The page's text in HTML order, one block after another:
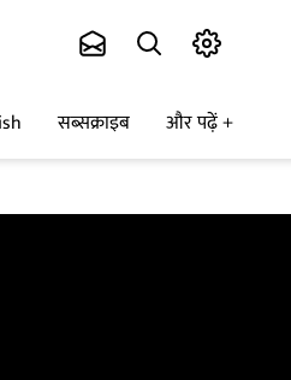
सब्सक्राइब और पढ़ें